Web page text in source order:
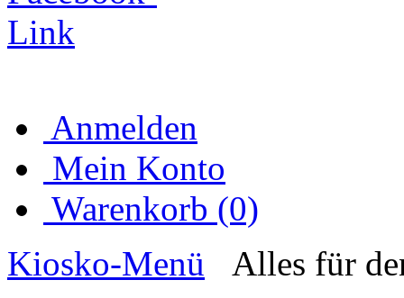
Anmelden
Mein Konto
Warenkorb (0)
Kiosko-Menü
Alles für